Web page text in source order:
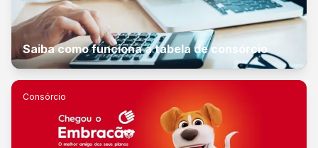
Saiba como funciona a tabela de consórcio
Consórcio